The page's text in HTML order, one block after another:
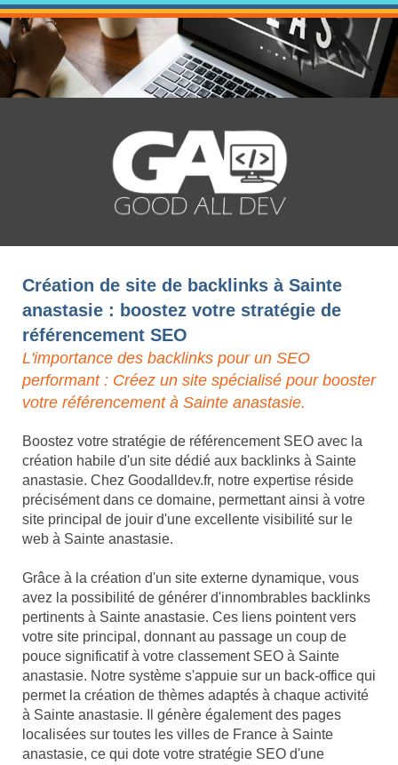
Création de site de backlinks à Sainte
anastasie : boostez votre stratégie de
référencement SEO
L'importance des backlinks pour un SEO
performant : Créez un site spécialisé pour booster
votre référencement à Sainte anastasie.
Boostez votre stratégie de référencement SEO avec la
création habile d'un site dédié aux backlinks à Sainte
anastasie. Chez Goodalldev.fr, notre expertise réside
précisément dans ce domaine, permettant ainsi à votre
site principal de jouir d'une excellente visibilité sur le
web à Sainte anastasie.
Grâce à la création d'un site externe dynamique, vous
avez la possibilité de générer d'innombrables backlinks
pertinents à Sainte anastasie. Ces liens pointent vers
votre site principal, donnant au passage un coup de
pouce significatif à votre classement SEO à Sainte
anastasie. Notre système s'appuie sur un back-office qui
permet la création de thèmes adaptés à chaque activité
à Sainte anastasie. Il génère également des pages
localisées sur toutes les villes de France à Sainte
anastasie, ce qui dote votre stratégie SEO d'une